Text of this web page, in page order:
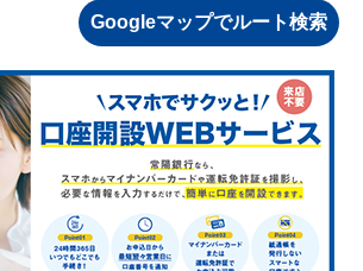
Googleマップでルート検索